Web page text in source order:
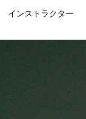
インストラクター